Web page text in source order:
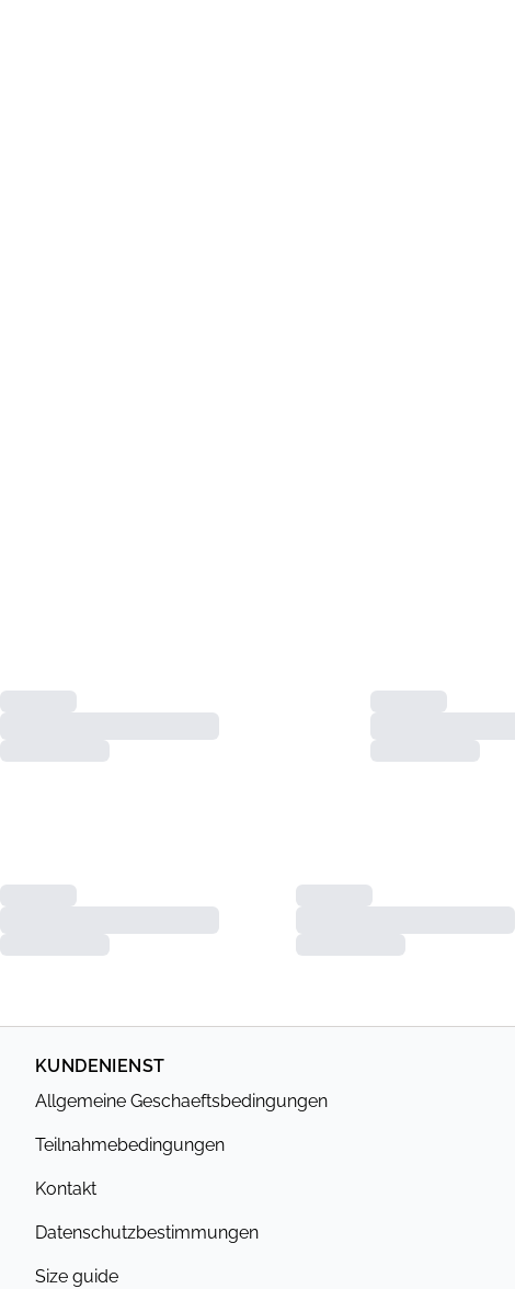
KUNDENIENST
Allgemeine Geschaeftsbedingungen
Teilnahmebedingungen
Kontakt
Datenschutzbestimmungen
Size guide